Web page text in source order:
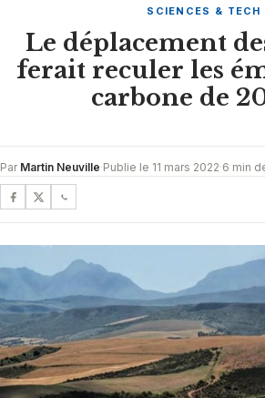
SCIENCES & TECH
Le déplacement
ferait reculer les
carbone de
Par Martin Neuville·Publie le 11 mars 2022·6 min